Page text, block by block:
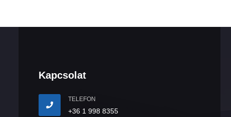
Kapcsolat
TELEFON
+36 1 998 8355